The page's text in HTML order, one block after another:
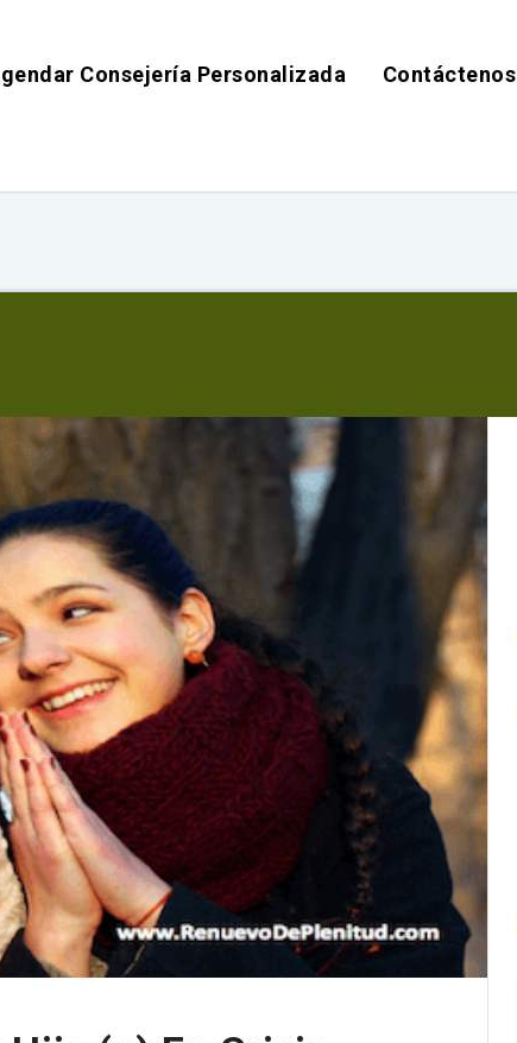
Consejería Personalizada Contáctenos